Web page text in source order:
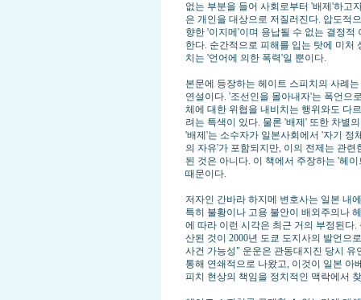
없는 부분을 들어 사회로부터 '배제'하고
은 개인을 대상으로 저질러진다. 압도적
향한 '이지메'이며 용납될 수 없는 결정
한다. 순간적으로 피해를 입는 탓에 미처
치는 '언어에 의한 폭력'일 뿐이다.
본문에 등장하는 헤이트 스피치의 사례
연설이다. '조선인을 몰아내자'는 폭언으
체에 대한 위협을 내비치는 행위와도 다
려는 특색이 있다. 물론 '배제' 또한 차별
'배제'는 소수자가 일본사회에서 '자기 정
의 자유'가 포함되지만, 이의 전제는 관
된 것은 아니다. 이 책에서 주장하는 '헤
때문이다.
저자인 간바라 하지메 변호사는 일본 내
특히 불황이나 고용 불안이 배외주의나
에 따라 이런 시각은 최근 거의 부정된다
산된 것이 2000년 도쿄 도지사의 발언으
사건 가능성" 운운은 관동대지진 당시
통해 연쇄적으로 나왔고, 이것이 일본 아
피치 현상의 책임을 정치적인 맥락에서